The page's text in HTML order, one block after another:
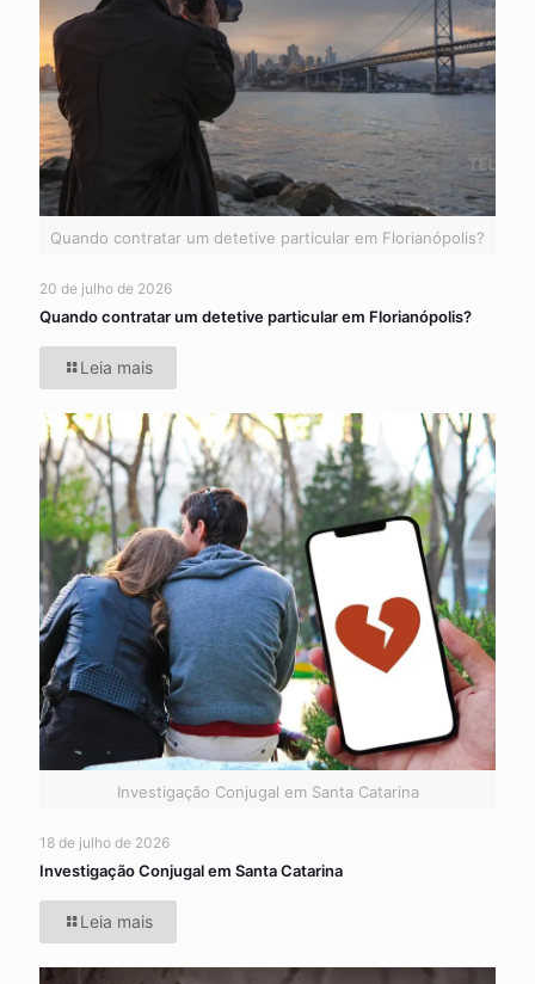
Quando contratar um detetive particular em Florianópolis?
20 de julho de 2026
Quando contratar um detetive particular em Florianópolis?
Leia mais
Investigação Conjugal em Santa Catarina
18 de julho de 2026
Investigação Conjugal em Santa Catarina
Leia mais